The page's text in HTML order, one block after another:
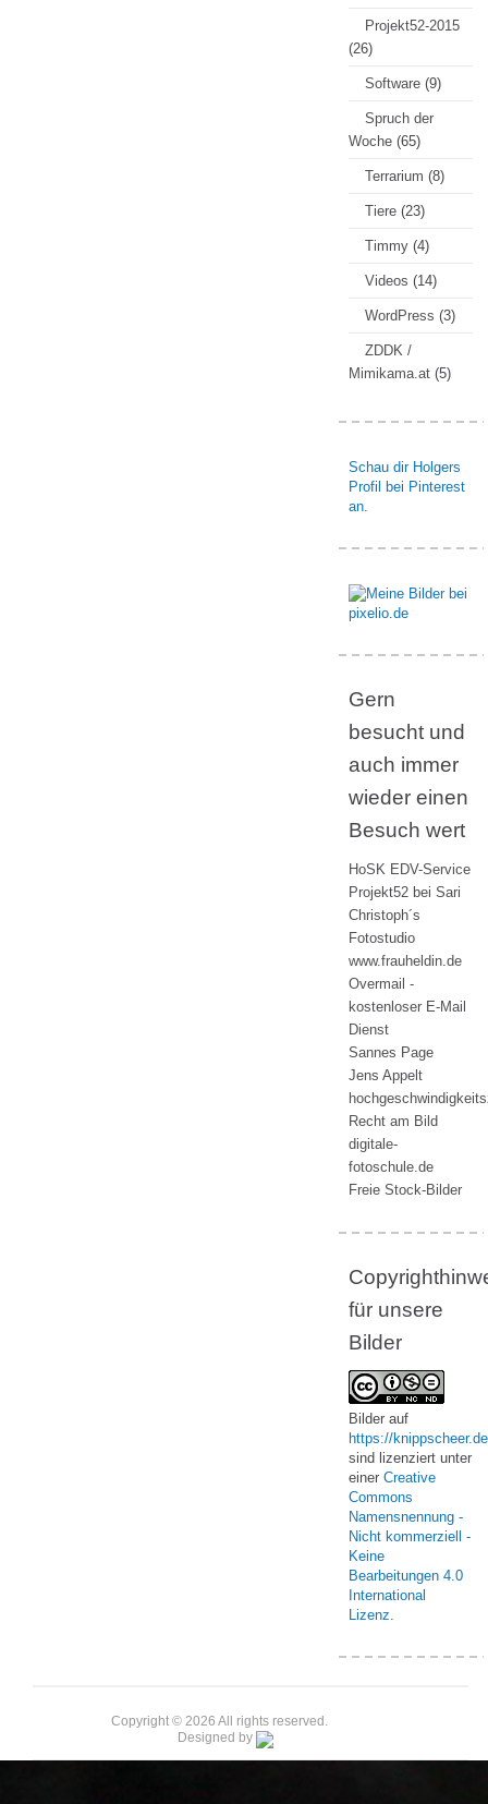
Projekt52-2015
(26)
Software (9)
Spruch der
Woche (65)
Terrarium (8)
Tiere (23)
Timmy (4)
Videos (14)
WordPress (3)
ZDDK /
Mimikama.at (5)
Schau dir Holgers
Profil bei Pinterest
an.
Gern
besucht und
auch immer
wieder einen
Besuch wert
HoSK EDV-Service
Projekt52 bei Sari
Christoph´s
Fotostudio
www.frauheldin.de
Overmail -
kostenloser E-Mail
Dienst
Sannes Page
Jens Appelt
Recht am Bild
digitale-
fotoschule.de
Freie Stock-Bilder
für unsere
Bilder
Bilder auf
https://knippscheer.de
sind lizenziert unter
einer Creative
Commons
Namensnennung -
Nicht kommerziell -
Keine
Bearbeitungen 4.0
International
Lizenz.
Copyright © 2026 All rights reserved.
Designed by